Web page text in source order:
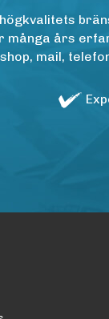
många års
mail,